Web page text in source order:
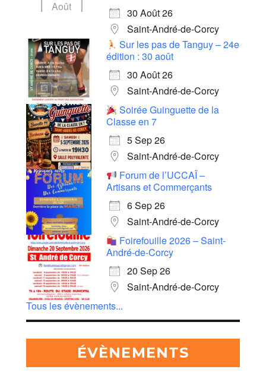
Août
30 Août 26
Saint-André-de-Corcy
Sur les pas de Tanguy – 24e
édition : 30 août
30 Août 26
Saint-André-de-Corcy
Soirée Guinguette de la
Classe en 7
5 Sep 26
Saint-André-de-Corcy
Forum de l’UCCAÏ –
Artisans et Commerçants
6 Sep 26
Saint-André-de-Corcy
Foirefouille 2026 – Saint-
André-de-Corcy
20 Sep 26
Saint-André-de-Corcy
Tous les évènements...
ÉVÈNEMENTS